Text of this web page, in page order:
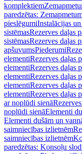
komplektiem
paredzētas:
pieslēgumiInstalācijas un
sistēmasRezerves daļas
sistēmasRezerves daļas
apšuvumsPiederumi
elementiRezerves daļas
elementiRezerves daļas
elementiRezerves daļas
elementiRezerves daļas
elementiRezerves daļas
ar noplūdi sienā
noplūdi sienāElementi
Elementi dušām un
saimniecības izlietnēm
saimniecības izlietnēm
paredzētas: Konsoļu